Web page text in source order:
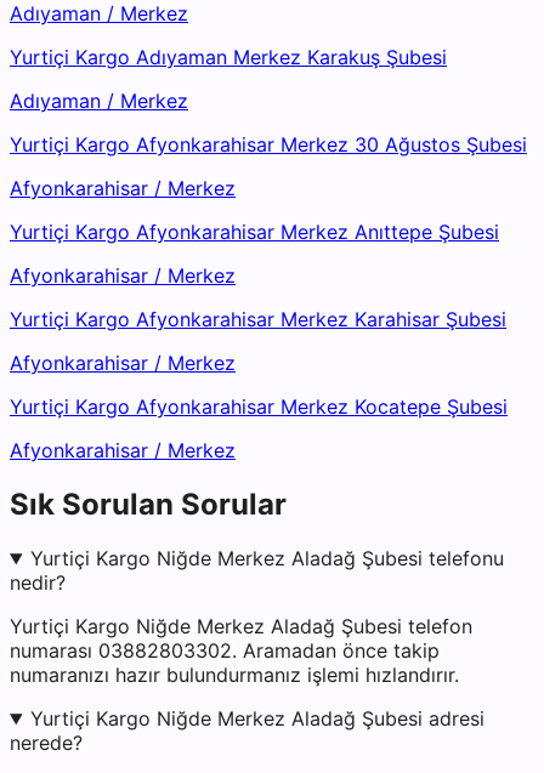
Adıyaman / Merkez
Yurtiçi Kargo Adıyaman Merkez Karakuş Şubesi
Adıyaman / Merkez
Yurtiçi Kargo Afyonkarahisar Merkez 30 Ağustos Şubesi
Afyonkarahisar / Merkez
Yurtiçi Kargo Afyonkarahisar Merkez Anıttepe Şubesi
Afyonkarahisar / Merkez
Yurtiçi Kargo Afyonkarahisar Merkez Karahisar Şubesi
Afyonkarahisar / Merkez
Yurtiçi Kargo Afyonkarahisar Merkez Kocatepe Şubesi
Afyonkarahisar / Merkez
Sık Sorulan Sorular
Yurtiçi Kargo Niğde Merkez Aladağ Şubesi telefonu
nedir?
Yurtiçi Kargo Niğde Merkez Aladağ Şubesi telefon
numarası 03882803302. Aramadan önce takip
numaranızı hazır bulundurmanız işlemi hızlandırır.
Yurtiçi Kargo Niğde Merkez Aladağ Şubesi adresi
nerede?